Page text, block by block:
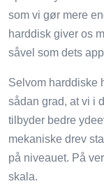
som vi gør mere
harddisk giver os
såvel som dets
Selvom harddiske
sådan grad, at vi i
tilbyder bedre
mekaniske drev
på niveauet. På
skala.